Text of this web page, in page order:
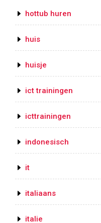
hottub huren
huis
huisje
ict trainingen
icttrainingen
indonesisch
it
italiaans
italie